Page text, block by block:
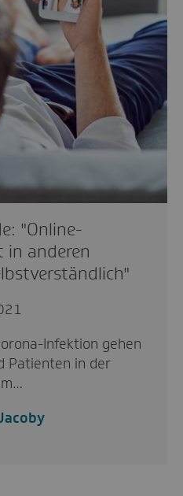
"Online-
in anderen
Infektion gehen
Patienten in der